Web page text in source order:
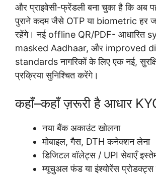
और प्राइवेसी-फ्रेंडली बना चुका है कि अब
पुराने कदम जैसे OTP या biometric हर
रहेंगे। नई offline QR/PDF- आधारित
masked Aadhaar, और improved
standards नागरिकों के लिए एक नई,
प्रक्रिया सुनिश्चित करेंगे।
कहाँ–कहाँ ज़रूरी है आधार
नया बैंक अकाउंट खोलना
मोबाइल, गैस, DTH कनेक्शन लेना
डिजिटल वॉलेट्स / UPI सेवाएँ
म्यूचुअल फंड या इंश्योरेंस प्रोडक्ट्स